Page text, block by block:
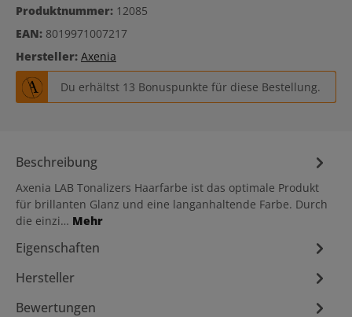
Produktnummer: 12085
EAN: 8019971007217
Hersteller: Axenia
Du erhältst 13 Bonuspunkte für diese Bestellung.
Beschreibung
Axenia LAB Tonalizers Haarfarbe ist das optimale Produkt
für brillanten Glanz und eine langanhaltende Farbe. Durch
die einzi… Mehr
Eigenschaften
Hersteller
Bewertungen